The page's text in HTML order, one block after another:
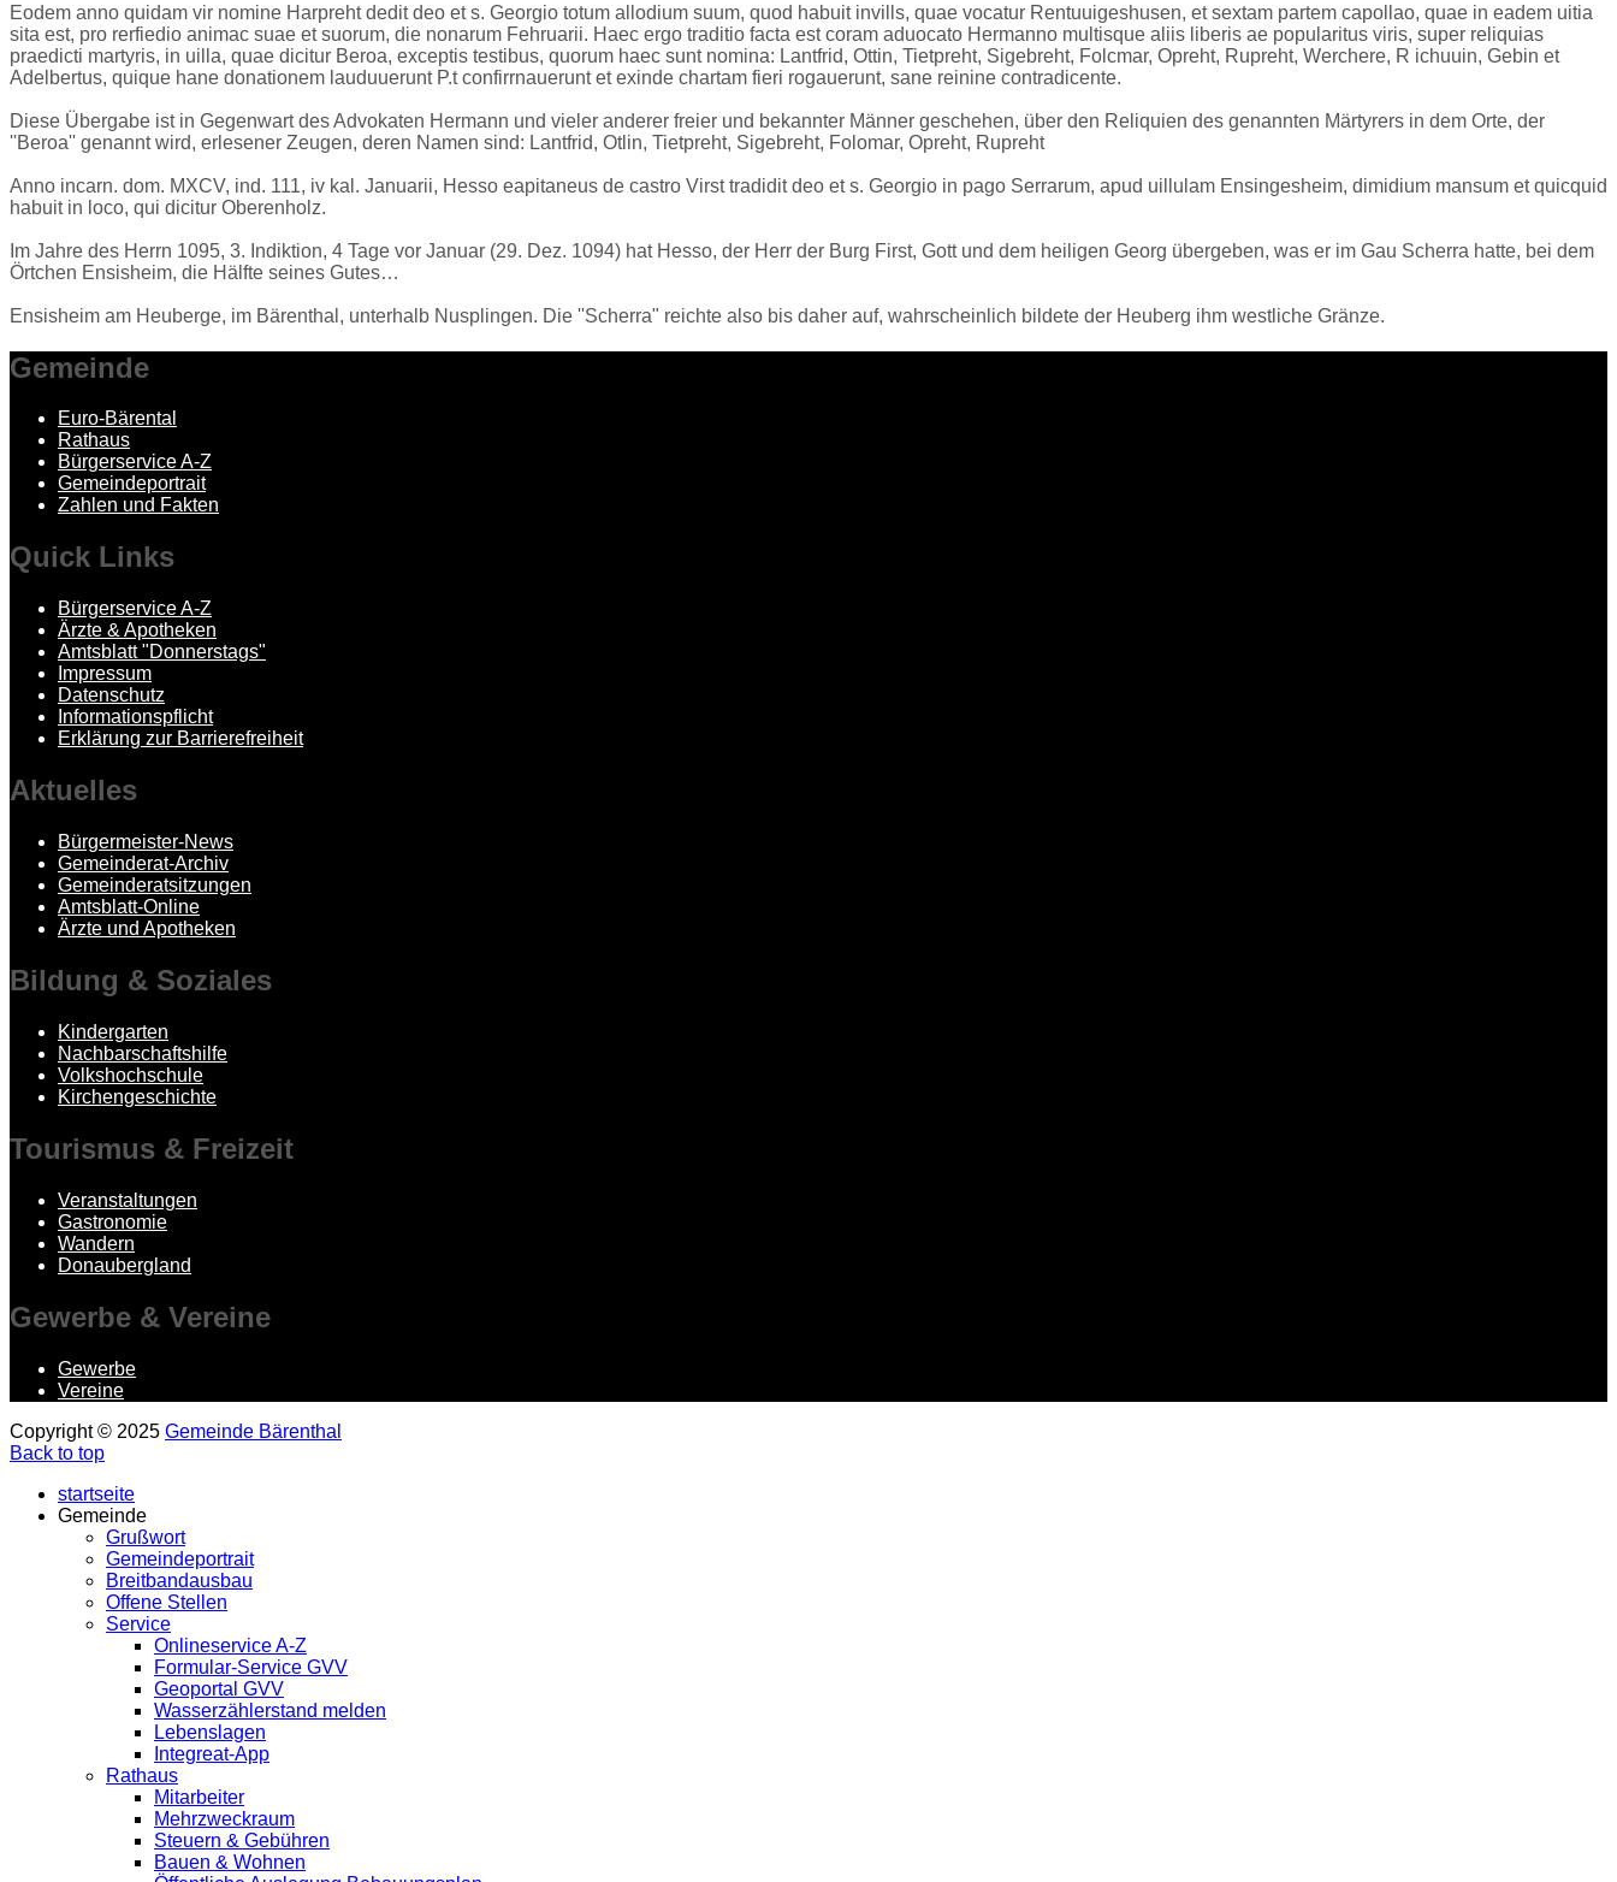
Eodem anno quidam vir nomine Harpreht dedit deo et s. Georgio totum allodium suum, quod habuit invills, quae vocatur Rentuuigeshusen, et sextam partem capollao, quae in eadem uitia
sita est, pro rerfiedio animac suae et suorum, die nonarum Fehruarii. Haec ergo traditio facta est coram aduocato Hermanno multisque aliis liberis ae popularitus viris, super reliquias
praedicti martyris, in uilla, quae dicitur Beroa, exceptis testibus, quorum haec sunt nomina: Lantfrid, Ottin, Tietpreht, Sigebreht, Folcmar, Opreht, Rupreht, Werchere, R ichuuin, Gebin et
Adelbertus, quique hane donationem lauduuerunt P.t confirrnauerunt et exinde chartam fieri rogauerunt, sane reinine contradicente.
Diese Übergabe ist in Gegenwart des Advokaten Hermann und vieler anderer freier und bekannter Männer geschehen, über den Reliquien des genannten Märtyrers in dem Orte, der
''Beroa'' genannt wird, erlesener Zeugen, deren Namen sind: Lantfrid, Otlin, Tietpreht, Sigebreht, Folomar, Opreht, Rupreht
Anno incarn. dom. MXCV, ind. 111, iv kal. Januarii, Hesso eapitaneus de castro Virst tradidit deo et s. Georgio in pago Serrarum, apud uillulam Ensingesheim, dimidium mansum et quicquid
habuit in loco, qui dicitur Oberenholz.
Im Jahre des Herrn 1095, 3. Indiktion, 4 Tage vor Januar (29. Dez. 1094) hat Hesso, der Herr der Burg First, Gott und dem heiligen Georg übergeben, was er im Gau Scherra hatte, bei dem
Örtchen Ensisheim, die Hälfte seines Gutes…
Ensisheim am Heuberge, im Bärenthal, unterhalb Nusplingen. Die ''Scherra" reichte also bis daher auf, wahrscheinlich bildete der Heuberg ihm westliche Gränze.
Gemeinde
Euro-Bärental
Rathaus
Bürgerservice A-Z
Gemeindeportrait
Zahlen und Fakten
Quick Links
Bürgerservice A-Z
Ärzte & Apotheken
Amtsblatt "Donnerstags"
Impressum
Datenschutz
Informationspflicht
Erklärung zur Barrierefreiheit
Aktuelles
Bürgermeister-News
Gemeinderat-Archiv
Gemeinderatsitzungen
Amtsblatt-Online
Ärzte und Apotheken
Bildung & Soziales
Kindergarten
Nachbarschaftshilfe
Volkshochschule
Kirchengeschichte
Tourismus & Freizeit
Veranstaltungen
Gastronomie
Wandern
Donaubergland
Gewerbe & Vereine
Gewerbe
Vereine
Copyright © 2025 Gemeinde Bärenthal
Back to top
startseite
Gemeinde
Grußwort
Gemeindeportrait
Breitbandausbau
Offene Stellen
Service
Onlineservice A-Z
Formular-Service GVV
Geoportal GVV
Wasserzählerstand melden
Lebenslagen
Integreat-App
Rathaus
Mitarbeiter
Mehrzweckraum
Steuern & Gebühren
Bauen & Wohnen